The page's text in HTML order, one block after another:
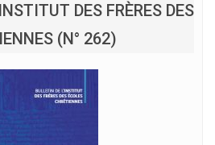
DES FRÈRES DES
(N° 262)